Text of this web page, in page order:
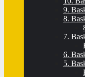
9.
8.
7.
6.
5.